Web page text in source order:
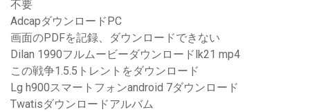
不要
AdcapダウンロードPC
画面のPDFを記録、ダウンロードできない
Dilan 1990フルムービーダウンロードlk21 mp4
この戦争1.5.5トレントをダウンロード
Lg h900スマートフォンandroid 7ダウンロード
Twatisダウンロードアルバム